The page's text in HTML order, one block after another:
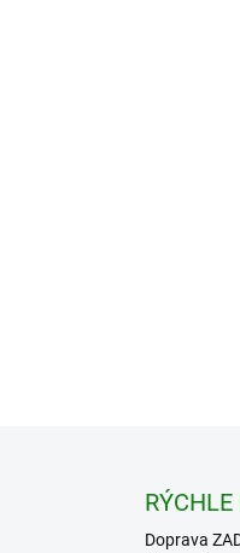
RÝCHLE
Doprava